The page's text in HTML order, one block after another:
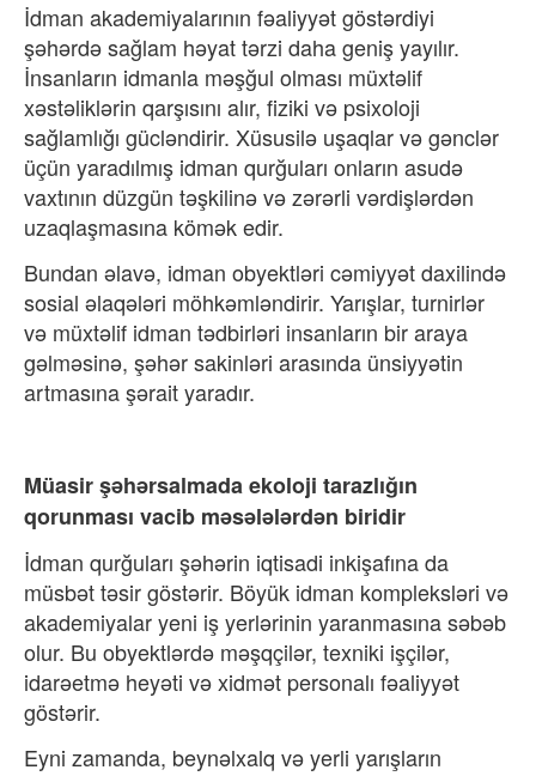
İdman akademiyalarının fəaliyyət göstərdiyi
şəhərdə sağlam həyat tərzi daha geniş yayılır.
İnsanların idmanla məşğul olması müxtəlif
xəstəliklərin qarşısını alır, fiziki və psixoloji
sağlamlığı gücləndirir. Xüsusilə uşaqlar və gənclər
üçün yaradılmış idman qurğuları onların asudə
vaxtının düzgün təşkilinə və zərərli vərdişlərdən
uzaqlaşmasına kömək edir.
Bundan əlavə, idman obyektləri cəmiyyət daxilində
sosial əlaqələri möhkəmləndirir. Yarışlar, turnirlər
və müxtəlif idman tədbirləri insanların bir araya
gəlməsinə, şəhər sakinləri arasında ünsiyyətin
artmasına şərait yaradır.
Müasir şəhərsalmada ekoloji tarazlığın
qorunması vacib məsələlərdən biridir
İdman qurğuları şəhərin iqtisadi inkişafına da
müsbət təsir göstərir. Böyük idman kompleksləri və
akademiyalar yeni iş yerlərinin yaranmasına səbəb
olur. Bu obyektlərdə məşqçilər, texniki işçilər,
idarəetmə heyəti və xidmət personalı fəaliyyət
göstərir.
Eyni zamanda, beynəlxalq və yerli yarışların